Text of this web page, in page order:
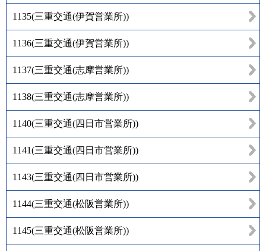
1135(三重交通(伊賀営業所))
1136(三重交通(伊賀営業所))
1137(三重交通(志摩営業所))
1138(三重交通(志摩営業所))
1140(三重交通(四日市営業所))
1141(三重交通(四日市営業所))
1143(三重交通(四日市営業所))
1144(三重交通(松阪営業所))
1145(三重交通(松阪営業所))